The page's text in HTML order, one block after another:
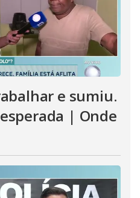
e sumiu.
| Onde